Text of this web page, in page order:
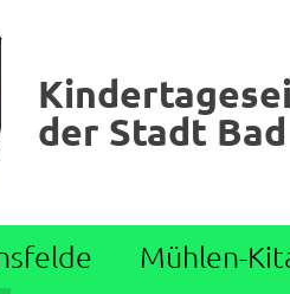
der Stadt
Mühlen-